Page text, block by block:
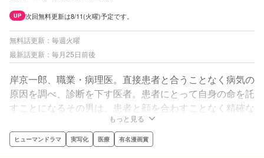
UP 次回無料更新は8/11(火曜)予定です。
無料話更新：毎週火曜
最新話更新：毎月25日前後
岸京一郎、職業・病理医。直接患者と合うことなく病気の
原因を調べ、診断を下す医者。患者にとって自身の命を託
すことになるその男は、患者と顔を合わすことなく精確な
診断を下していく。 彼について、医師達はこう語る。
「強烈な変人だが、極めて優秀だ」と。――岸京一郎と直
接会わずに済むことは、患者にとって福音である。
もっと見る
ヒューマンドラマ 実写化 医療 有名漫画賞